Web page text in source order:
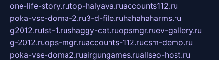
one-life-story.rutop-halyava.ruaccounts112.ru
poka-vse-doma-2.ru3-d-file.ruhahahaharms.ru
g2012.rutst-1.rushaggy-cat.ruopsmgr.ruev-gallery.ru
g-2012.ruops-mgr.ruaccounts-112.rucsm-demo.ru
poka-vse-doma2.ruairgungames.ruallseo-host.ru